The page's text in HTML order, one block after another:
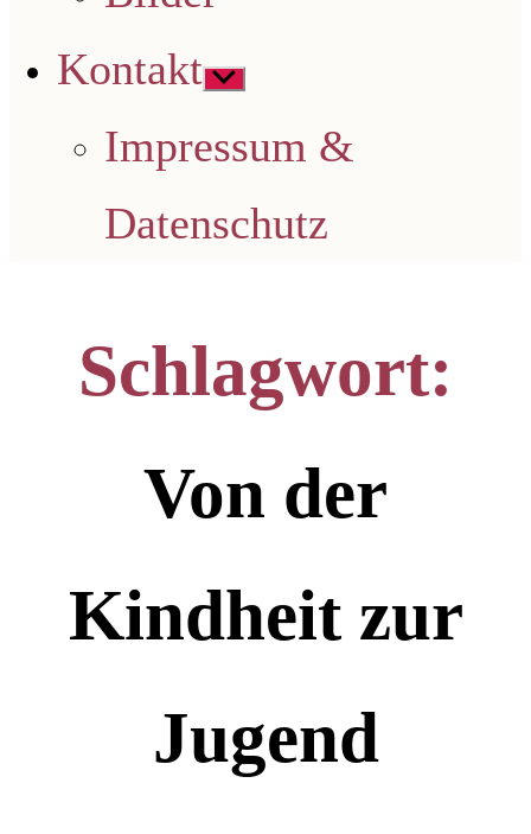
Kontakt Untermenü
anzeigen
Impressum &
Datenschutz
Schlagwort:
Von der
Kindheit zur
Jugend